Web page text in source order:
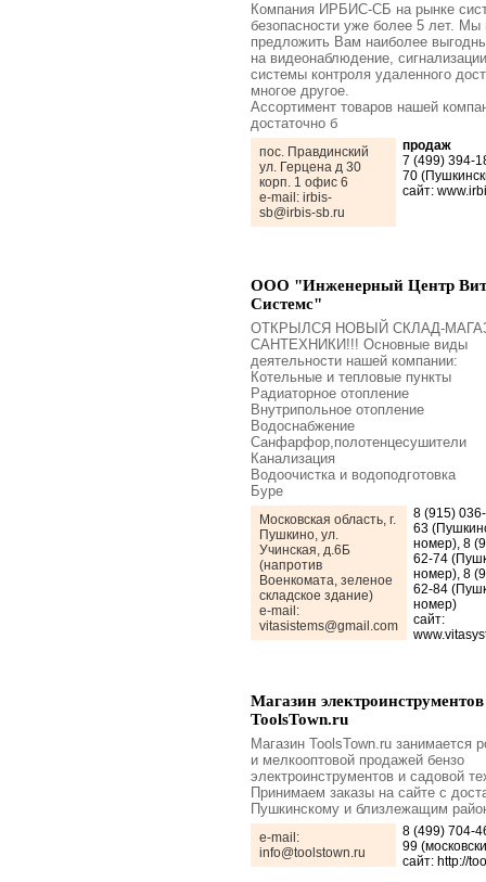
Компания ИРБИС-СБ на рынке
безопасности уже более 5 лет.
предложить Вам наиболее
на видеонаблюдение,
системы контроля удаленного
многое другое.
Ассортимент товаров нашей
достаточно б
пос. Правдинский
ул. Герцена д 30
корп. 1 офис 6
e-mail: irbis-
sb@irbis-sb.ru
продаж
7 (499) 394-
70
сайт:
ООО "Инженерный Центр
Системс"
ОТКРЫЛСЯ НОВЫЙ СКЛАД-
САНТЕХНИКИ!!! Основные виды
деятельности нашей компании:
Котельные и тепловые пункты
Радиаторное отопление
Внутрипольное отопление
Водоснабжение
Санфарфор,полотенцесушители
Канализация
Водоочистка и водоподготовка
Буре
Московская область, г.
Пушкино, ул.
Учинская, д.6Б
(напротив
Военкомата, зеленое
складское здание)
e-mail:
vitasistems@gmail.com
8 (915)
63
номер), 8
62-74
номер), 8
62-84
номер)
сайт:
Магазин электроинструментов
ToolsTown.ru
Магазин ToolsTown.ru занимается
и мелкооптовой продажей бензо
электроинструментов и садовой
Принимаем заказы на сайте с
Пушкинскому и близлежащим
e-mail:
info@toolstown.ru
8 (499) 704-
99
сайт: http://